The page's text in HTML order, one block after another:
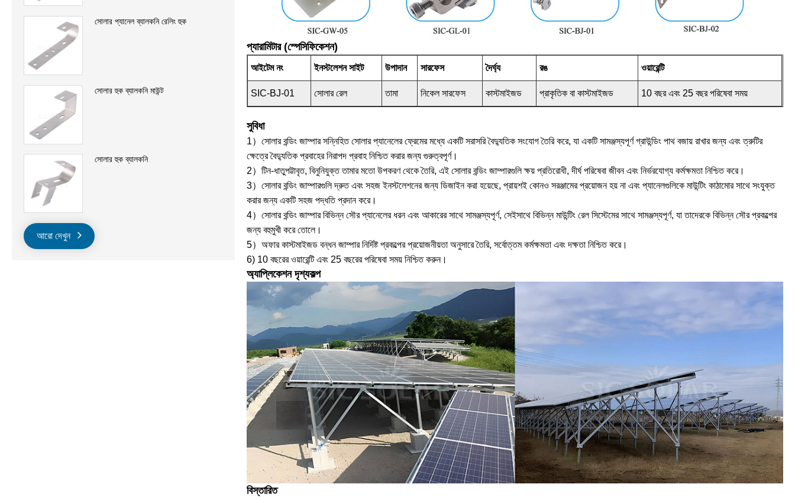
সোলার প্যানেল ব্যালকনি রেলিং হুক
সোলার হুক ব্যালকনি মাউন্ট
সোলার হুক ব্যালকনি
আরো দেখুন
প্যারামিটার (স্পেসিফিকেশন)
আইটেম নং ইনস্টলেশন সাইট উপাদান সারফেস দৈর্ঘ্য রঙ ওয়ারেন্টি
SIC-BJ-01 সোলার রেল তামা নিকেল সারফেস কাস্টমাইজড প্রাকৃতিক বা কাস্টমাইজড 10 বছর এবং 25 বছর পরিষেবা সময়
সুবিধা
1）সোলার বন্ডিং জাম্পার সন্নিহিত সোলার প্যানেলের ফ্রেমের মধ্যে একটি সরাসরি বৈদ্যুতিক সংযোগ তৈরি করে, যা একটি সামঞ্জস্যপূর্ণ গ্রাউন্ডিং পাথ বজায় রাখার জন্য এবং ত্রুটির
ক্ষেত্রে বৈদ্যুতিক প্রবাহের নিরাপদ প্রবাহ নিশ্চিত করার জন্য গুরুত্বপূর্ণ।
2）টিন-ধাতুপট্টাবৃত, বিনুনিযুক্ত তামার মতো উপকরণ থেকে তৈরি, এই সোলার বন্ডিং জাম্পারগুলি ক্ষয় প্রতিরোধী, দীর্ঘ পরিষেবা জীবন এবং নির্ভরযোগ্য কর্মক্ষমতা নিশ্চিত করে।
3）সোলার বন্ডিং জাম্পারগুলি দ্রুত এবং সহজ ইনস্টলেশনের জন্য ডিজাইন করা হয়েছে, প্রায়শই কোনও সরঞ্জামের প্রয়োজন হয় না এবং প্যানেলগুলিকে মাউন্টিং কাঠামোর সাথে সংযুক্ত
করার জন্য একটি সহজ পদ্ধতি প্রদান করে।
4）সোলার বন্ডিং জাম্পার বিভিন্ন সৌর প্যানেলের ধরন এবং আকারের সাথে সামঞ্জস্যপূর্ণ, সেইসাথে বিভিন্ন মাউন্টিং রেল সিস্টেমের সাথে সামঞ্জস্যপূর্ণ, যা তাদেরকে বিভিন্ন সৌর প্রকল্পের
জন্য বহুমুখী করে তোলে।
5）অফার কাস্টমাইজড বন্ধন জাম্পার নির্দিষ্ট প্রকল্পের প্রয়োজনীয়তা অনুসারে তৈরি, সর্বোত্তম কর্মক্ষমতা এবং দক্ষতা নিশ্চিত করে।
6) 10 বছরের ওয়ারেন্টি এবং 25 বছরের পরিষেবা সময় নিশ্চিত করুন।
অ্যাপ্লিকেশন দৃশ্যকল্প
বিস্তারিত